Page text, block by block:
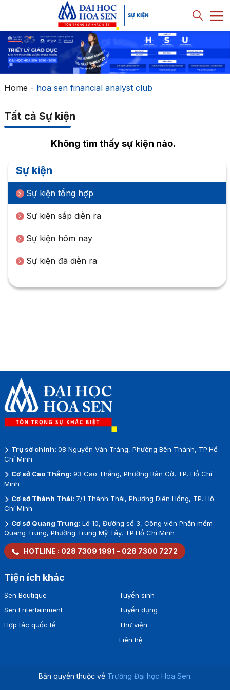
Home - hoa sen financial analyst club
Tất cả Sự kiện
Không tìm thấy sự kiện nào.
Sự kiện
Sự kiện tổng hợp
Sự kiện sắp diễn ra
Sự kiện hôm nay
Sự kiện đã diễn ra
Trụ sở chính: 08 Nguyễn Văn Tráng, Phường Bến Thành, TP.Hồ
Chí Minh
Cơ sở Cao Thắng: 93 Cao Thắng, Phường Bàn Cờ, TP. Hồ Chí
Minh
Cơ sở Thành Thái: 7/1 Thành Thái, Phường Diên Hồng, TP. Hồ
Chí Minh
Cơ sở Quang Trung: Lô 10, Đường số 3, Công viên Phần mềm
Quang Trung, Phường Trung Mỹ Tây, TP.Hồ Chí Minh
HOTLINE : 028 7309 1991 - 028 7300 7272
Tiện ích khác
Sen Boutique
Sen Entertainment
Hợp tác quốc tế
Tuyển sinh
Tuyển dụng
Thư viện
Liên hệ
Bản quyền thuộc về Trường Đại học Hoa Sen.